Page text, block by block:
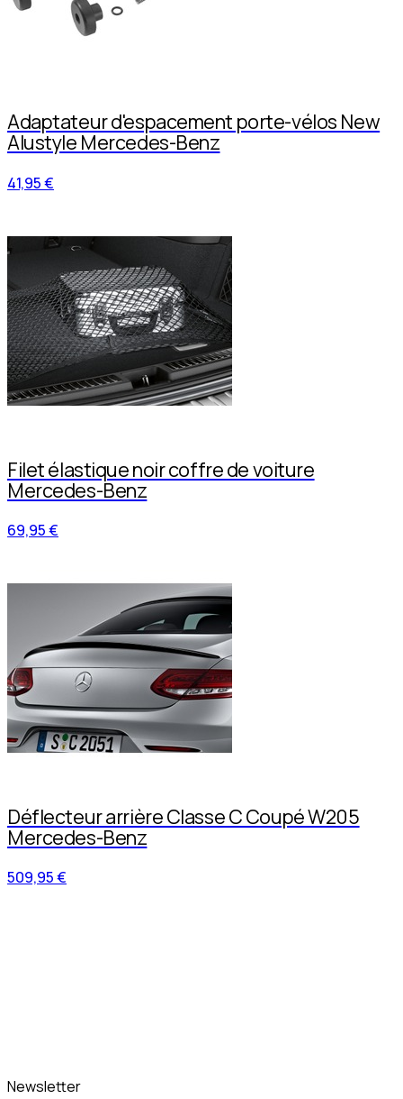
Adaptateur d'espacement porte-vélos New
Alustyle Mercedes-Benz
41,95 €
Filet élastique noir coffre de voiture
Mercedes-Benz
69,95 €
Déflecteur arrière Classe C Coupé W205
Mercedes-Benz
509,95 €
Newsletter